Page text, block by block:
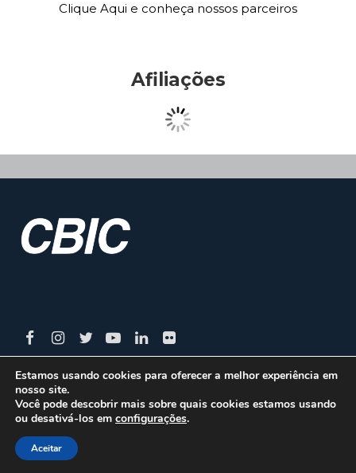
Clique Aqui e conheça nossos parceiros
Afiliações
CBIC | SBN Quadra 01 – Bloco I – 4º Andar Edifício:
Armando Monteiro Neto - CEP 70.040-913 - Brasília/DF
Estamos usando cookies para oferecer a melhor experiência em
nosso site.
Você pode descobrir mais sobre quais cookies estamos usando
ou desativá-los em configurações.
Aceitar